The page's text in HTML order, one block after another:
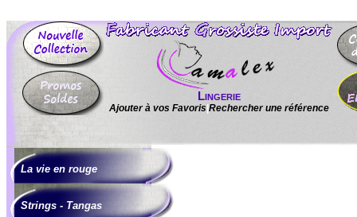
Lingerie
Ajouter à vos Favoris Rechercher une référence
La vie en rouge
Strings - Tangas